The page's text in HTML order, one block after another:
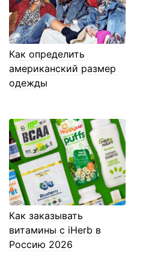
Как определить
американский размер
одежды
Как заказывать
витамины с iHerb в
Россию 2026